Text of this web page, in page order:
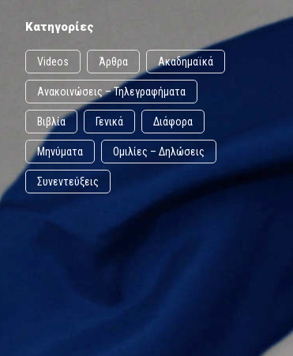
Κατηγορίες
Videos Άρθρα Ακαδημαϊκά
Ανακοινώσεις – Τηλεγραφήματα
Βιβλία Γενικά Διάφορα
Μηνύματα Ομιλίες – Δηλώσεις
Συνεντεύξεις